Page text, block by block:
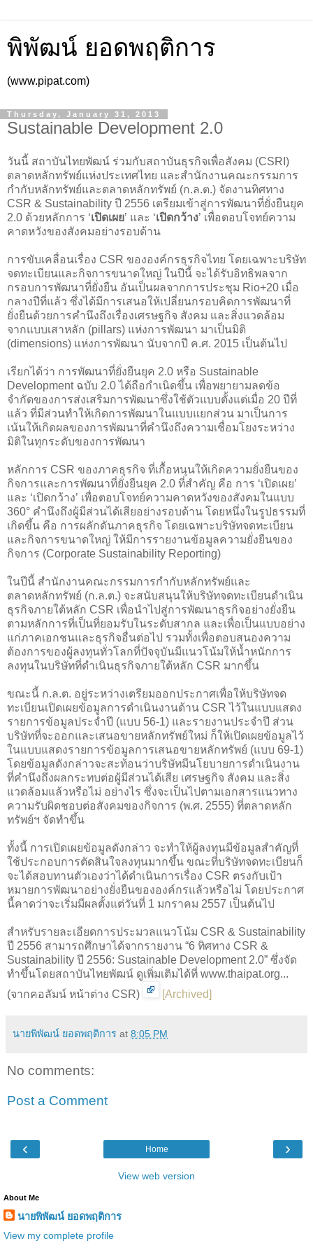
พิพัฒน์ ยอดพฤติการ
(www.pipat.com)
Thursday, January 31, 2013
Sustainable Development 2.0
วันนี้ สถาบันไทยพัฒน์ ร่วมกับสถาบันธุรกิจเพื่อสังคม (CSRI)
ตลาดหลักทรัพย์แห่งประเทศไทย และสำนักงานคณะกรรมการ
กำกับหลักทรัพย์และตลาดหลักทรัพย์ (ก.ล.ต.) จัดงานทิศทาง
CSR & Sustainability ปี 2556 เตรียมเข้าสู่การพัฒนาที่ยั่งยืนยุค
2.0 ด้วยหลักการ ‘เปิดเผย’ และ ‘เปิดกว้าง’ เพื่อตอบโจทย์ความ
คาดหวังของสังคมอย่างรอบด้าน
การขับเคลื่อนเรื่อง CSR ขององค์กรธุรกิจไทย โดยเฉพาะบริษัท
จดทะเบียนและกิจการขนาดใหญ่ ในปีนี้ จะได้รับอิทธิพลจาก
กรอบการพัฒนาที่ยั่งยืน อันเป็นผลจากการประชุม Rio+20 เมื่อ
กลางปีที่แล้ว ซึ่งได้มีการเสนอให้เปลี่ยนกรอบคิดการพัฒนาที่
ยั่งยืนด้วยการคำนึงถึงเรื่องเศรษฐกิจ สังคม และสิ่งแวดล้อม
จากแบบเสาหลัก (pillars) แห่งการพัฒนา มาเป็นมิติ
(dimensions) แห่งการพัฒนา นับจากปี ค.ศ. 2015 เป็นต้นไป
เรียกได้ว่า การพัฒนาที่ยั่งยืนยุค 2.0 หรือ Sustainable
Development ฉบับ 2.0 ได้ถือกำเนิดขึ้น เพื่อพยายามลดข้อ
จำกัดของการส่งเสริมการพัฒนาซึ่งใช้ตัวแบบตั้งแต่เมื่อ 20 ปีที่
แล้ว ที่มีส่วนทำให้เกิดการพัฒนาในแบบแยกส่วน มาเป็นการ
เน้นให้เกิดผลของการพัฒนาที่คำนึงถึงความเชื่อมโยงระหว่าง
มิติในทุกระดับของการพัฒนา
หลักการ CSR ของภาคธุรกิจ ที่เกื้อหนุนให้เกิดความยั่งยืนของ
กิจการและการพัฒนาที่ยั่งยืนยุค 2.0 ที่สำคัญ คือ การ ‘เปิดเผย’
และ ‘เปิดกว้าง’ เพื่อตอบโจทย์ความคาดหวังของสังคมในแบบ
360° คำนึงถึงผู้มีส่วนได้เสียอย่างรอบด้าน โดยหนึ่งในรูปธรรมที่
เกิดขึ้น คือ การผลักดันภาคธุรกิจ โดยเฉพาะบริษัทจดทะเบียน
และกิจการขนาดใหญ่ ให้มีการรายงานข้อมูลความยั่งยืนของ
กิจการ (Corporate Sustainability Reporting)
ในปีนี้ สํานักงานคณะกรรมการกํากับหลักทรัพย์และ
ตลาดหลักทรัพย์ (ก.ล.ต.) จะสนับสนุนให้บริษัทจดทะเบียนดำเนิน
ธุรกิจภายใต้หลัก CSR เพื่อนำไปสู่การพัฒนาธุรกิจอย่างยั่งยืน
ตามหลักการที่เป็นที่ยอมรับในระดับสากล และเพื่อเป็นแบบอย่าง
แก่ภาคเอกชนและธุรกิจอื่นต่อไป รวมทั้งเพื่อตอบสนองความ
ต้องการของผู้ลงทุนทั่วโลกที่ปัจจุบันมีแนวโน้มให้น้ำหนักการ
ลงทุนในบริษัทที่ดำเนินธุรกิจภายใต้หลัก CSR มากขึ้น
ขณะนี้ ก.ล.ต. อยู่ระหว่างเตรียมออกประกาศเพื่อให้บริษัทจด
ทะเบียนเปิดเผยข้อมูลการดำเนินงานด้าน CSR ไว้ในแบบแสดง
รายการข้อมูลประจำปี (แบบ 56-1) และรายงานประจำปี ส่วน
บริษัทที่จะออกและเสนอขายหลักทรัพย์ใหม่ ก็ให้เปิดเผยข้อมูลไว้
ในแบบแสดงรายการข้อมูลการเสนอขายหลักทรัพย์ (แบบ 69-1)
โดยข้อมูลดังกล่าวจะสะท้อนว่าบริษัทมีนโยบายการดำเนินงาน
ที่คำนึงถึงผลกระทบต่อผู้มีส่วนได้เสีย เศรษฐกิจ สังคม และสิ่ง
แวดล้อมแล้วหรือไม่ อย่างไร ซึ่งจะเป็นไปตามเอกสารแนวทาง
ความรับผิดชอบต่อสังคมของกิจการ (พ.ศ. 2555) ที่ตลาดหลัก
ทรัพย์ฯ จัดทำขึ้น
ทั้งนี้ การเปิดเผยข้อมูลดังกล่าว จะทำให้ผู้ลงทุนมีข้อมูลสำคัญที่
ใช้ประกอบการตัดสินใจลงทุนมากขึ้น ขณะที่บริษัทจดทะเบียนก็
จะได้สอบทานตัวเองว่าได้ดำเนินการเรื่อง CSR ตรงกับเป้า
หมายการพัฒนาอย่างยั่งยืนขององค์กรแล้วหรือไม่ โดยประกาศ
นี้คาดว่าจะเริ่มมีผลตั้งแต่วันที่ 1 มกราคม 2557 เป็นต้นไป
สำหรับรายละเอียดการประมวลแนวโน้ม CSR & Sustainability
ปี 2556 สามารถศึกษาได้จากรายงาน “6 ทิศทาง CSR &
Sustainability ปี 2556: Sustainable Development 2.0” ซึ่งจัด
ทำขึ้นโดยสถาบันไทยพัฒน์ ดูเพิ่มเติมได้ที่ www.thaipat.org...
(จากคอลัมน์ หน้าต่าง CSR)
[Archived]
นายพิพัฒน์ ยอดพฤติการ at 8:05 PM
No comments:
Post a Comment
‹ ›
Home
View web version
About Me
นายพิพัฒน์ ยอดพฤติการ
View my complete profile